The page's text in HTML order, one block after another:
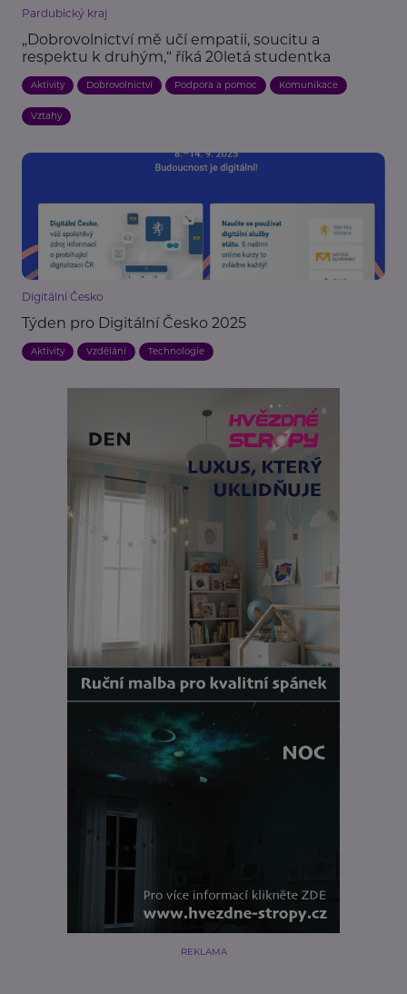
Pardubický kraj
„Dobrovolnictví mě učí empatii, soucitu a
respektu k druhým,“ říká 20letá studentka
Aktivity Dobrovolnictví Podpora a pomoc Komunikace
Vztahy
Digitální Česko
Týden pro Digitální Česko 2025
Aktivity Vzdělání Technologie
REKLAMA